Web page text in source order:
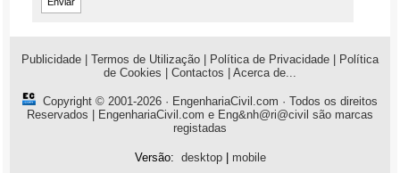
Publicidade Termos de Utilização Política de Privacidade
Política
de Cookies
Contactos Acerca de...
Copyright © 2001-2026 · EngenhariaCivil.com · Todos os direitos
Reservados | EngenhariaCivil.com e Eng&nh@ri@civil são marcas
registadas
Versão: desktop| mobile